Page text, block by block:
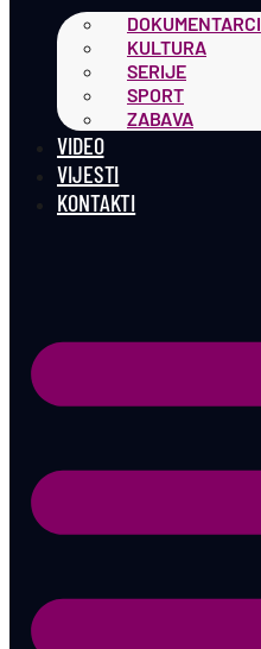
DOKUMENTARCI
KULTURA
SERIJE
SPORT
ZABAVA
VIDEO
VIJESTI
KONTAKTI